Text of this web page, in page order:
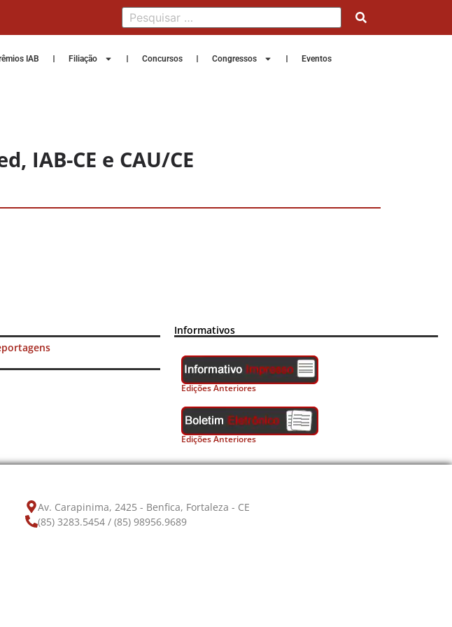
IAB Filiação Concursos Congressos Eventos
IAB-CE e CAU/CE
Informativos
Edições Anteriores
Edições Anteriores
Av. Carapinima, 2425 - Benfica, Fortaleza - CE
(85) 3283.5454 / (85) 98956.9689